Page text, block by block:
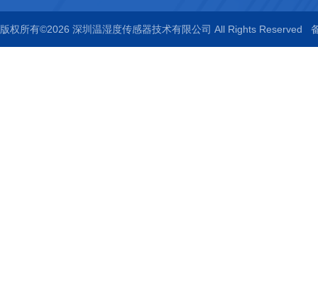
版权所有©2026 深圳温湿度传感器技术有限公司 All Rights Reserved